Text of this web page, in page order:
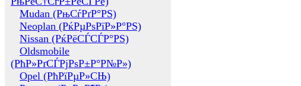
Mudan (РњСѓРґР°РЅ)
Neoplan (РќРµРѕРїР»Р°РЅ)
Nissan (РќРёСЃСЃР°РЅ)
Oldsmobile
(РћР»РґСЃРјРѕР±Р°Р№Р»)
Opel (РћРїРµР»СЊ)